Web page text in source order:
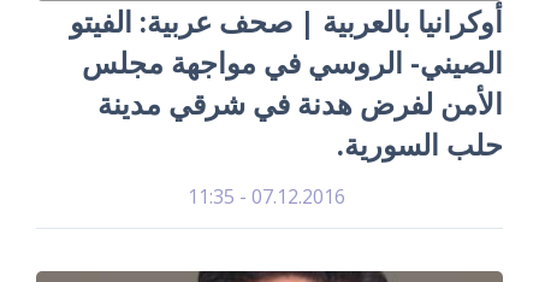
أوكرانيا بالعربية | صحف عربية: الفيتو
الصيني- الروسي في مواجهة مجلس
الأمن لفرض هدنة في شرقي مدينة
حلب السورية.
07.12.2016 - 11:35